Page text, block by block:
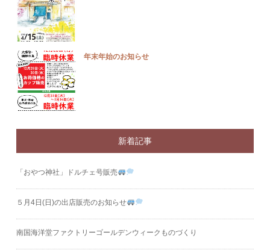
年末年始のお知らせ
新着記事
「おやつ神社」ドルチェ号販売
５月4日(日)の出店販売のお知らせ
南国海洋堂ファクトリーゴールデンウィークものづくり